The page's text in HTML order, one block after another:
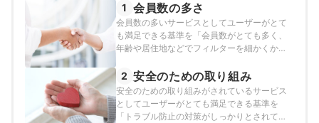
1 会員数の多さ
会員数の多いサービスとしてユーザーがとて
も満足できる基準を「会員数がとても多く、
年齢や居住地などでフィルターを細かくかけ
る」とし、以下の方法で各サービスの検証を
行いました。2026年2月26日時点の情報をも
とに検証を行なっています。
2 安全のための取り組み
安全のための取り組みがされているサービス
としてユーザーがとても満足できる基準を
「トラブル防止の対策がしっかりとされてい